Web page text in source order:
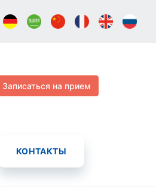
Записаться на прием
КОНТАКТЫ